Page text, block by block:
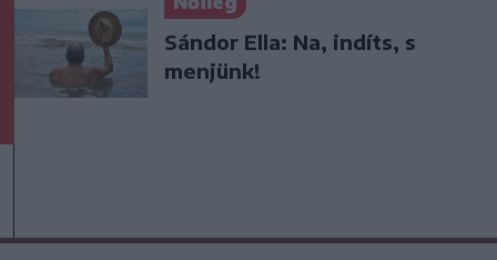
Sándor Ella: Na, indíts, s
menjünk!